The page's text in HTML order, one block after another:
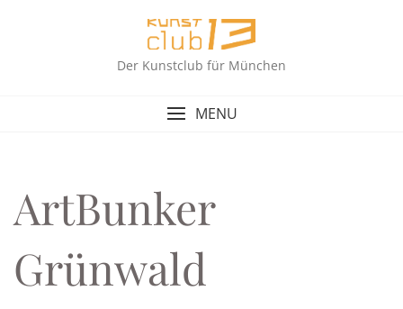
Der Kunstclub für München
MENU
ArtBunker
Grünwald